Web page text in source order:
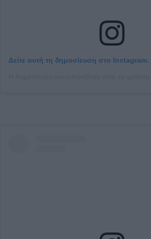
Δείτε αυτή τη δημοσίευση στο Instagram.